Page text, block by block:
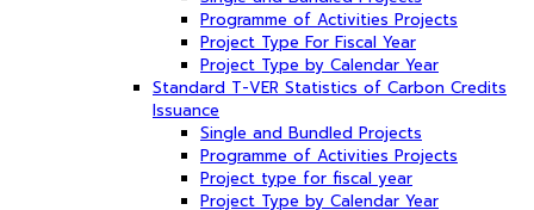
Programme of Activities Projects
Project Type For Fiscal Year
Project Type by Calendar Year
Standard T-VER Statistics of Carbon Credits
Issuance
Single and Bundled Projects
Programme of Activities Projects
Project type for fiscal year
Project Type by Calendar Year